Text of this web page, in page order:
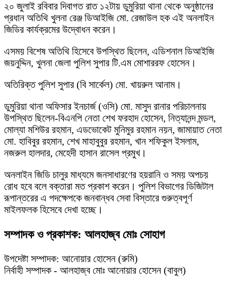
২০ জুলাই রবিবার দিবাগত রাত ১২টায় ডুমুরিয়া থানা থেকে অনুষ্ঠানের
প্রধান অতিথি খুলনা রেঞ্জ ডিআইজি মো. রেজাউল হক এই অনলাইন
জিডির কার্যক্রমের উদ্বোধন করেন।
এসময় বিশেষ অতিথি হিসেবে উপস্থিত ছিলেন, এডিশনাল ডিআইজি
জয়নুদ্দিন, খুলনা জেলা পুলিশ সুপার টি.এম মোশাররফ হোসেন।
অতিরিক্ত পুলিশ সুপার (বি সার্কেল) মো. খায়রুল আনাম।
ডুমুরিয়া থানা অফিসার ইনচার্জ (ওসি) মো. মাসুদ রানার পরিচালনায়
উপস্থিত ছিলেন-বিএনপি নেতা শেখ ফরহাদ হোসেন, নিত্যানন্দ মন্ডল,
মোল্যা মশিউর রহমান, এডভোকেট মুনিমুর রহমান নয়ন, জামায়াত নেতা
মো. হাবিবুর রহমান, শেখ মাহাবুবুর রহমান, খান শফিকুল ইসলাম,
নজরুল হালদার, মেহেদী হাসান রাসেল প্রমুখ।
অনলাইন জিডি চালুর মাধ্যমে জনসাধারণের হয়রানি ও সময় অপচয়
রোধ হবে বলে বক্তারা মত প্রকাশ করেন। পুলিশ বিভাগের ডিজিটাল
রূপান্তরের এ পদক্ষেপকে জনবান্ধব সেবা বিস্তারে গুরুত্বপূর্ণ
মাইলফলক হিসেবে দেখা হচ্ছে।
সম্পাদক ও প্রকাশক: আলহাজ্ব মোঃ সোহাগ
উপদেষ্টা সম্পাদক: আনোয়ার হোসেন (রুমি)
নির্বাহী সম্পাদক - আলহাজ্ব মোঃ আনোয়ার হোসেন (বাবুল)